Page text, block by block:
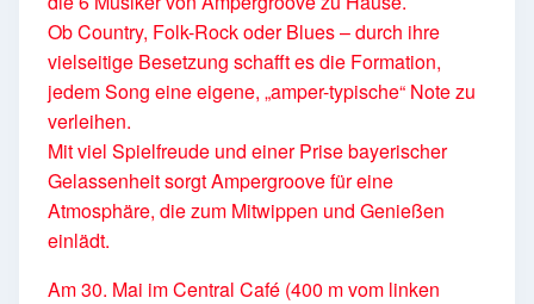
Ob Country, Folk-Rock oder Blues – durch ihre
vielseitige Besetzung schafft es die Formation,
jedem Song eine eigene, „amper-typische“ Note zu
verleihen.
Mit viel Spielfreude und einer Prise bayerischer
Gelassenheit sorgt Ampergroove für eine
Atmosphäre, die zum Mitwippen und Genießen
einlädt.
Am 30. Mai im Central Café (400 m vom linken